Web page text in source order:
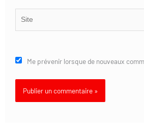
Me prévenir lorsque de nouveaux